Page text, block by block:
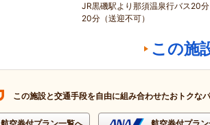
JR黒磯駅より那須温泉行バス20
20分（送迎不可）
この施
この施設と交通手段を自由に組み合わせたおトクな